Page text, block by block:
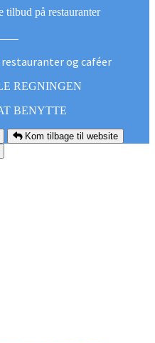
tilbud på restauranter
og caféer
REGNINGEN
BENYTTE
Kom tilbage til website